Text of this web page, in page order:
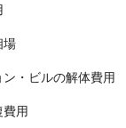
場
・ビルの解体費用
費用